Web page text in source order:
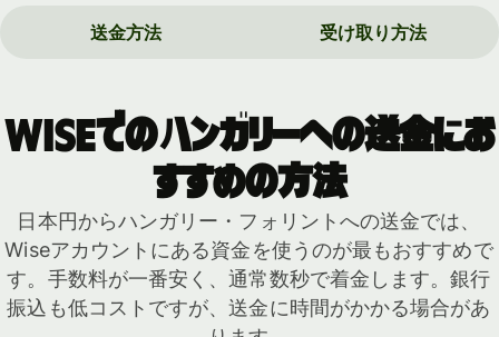
送金方法 受け取り方法
Wiseでのハンガリーへの送金にお
すすめの方法
日本円からハンガリー・フォリントへの送金では、
Wiseアカウントにある資金を使うのが最もおすすめで
す。手数料が一番安く、通常数秒で着金します。銀行
振込も低コストですが、送金に時間がかかる場合があ